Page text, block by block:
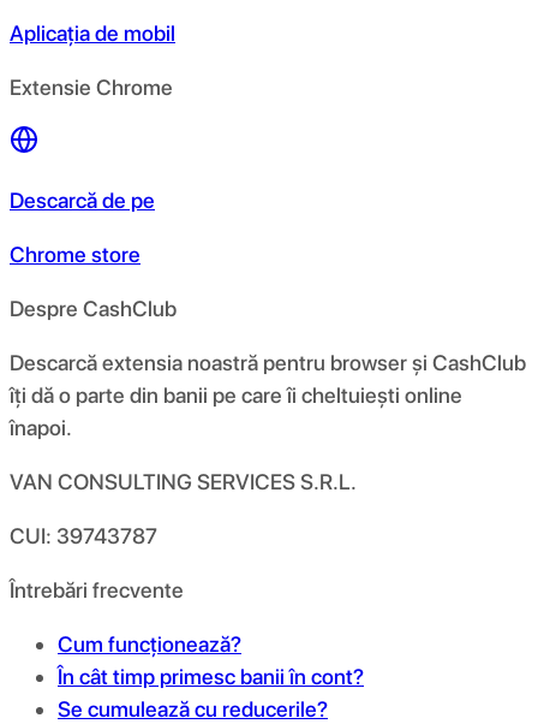
Aplicația de mobil
Extensie Chrome
Descarcă de pe
Chrome store
Despre CashClub
Descarcă extensia noastră pentru browser și CashClub
îți dă o parte din banii pe care îi cheltuiești online
înapoi.
VAN CONSULTING SERVICES S.R.L.
CUI: 39743787
Întrebări frecvente
Cum funcționează?
În cât timp primesc banii în cont?
Se cumulează cu reducerile?